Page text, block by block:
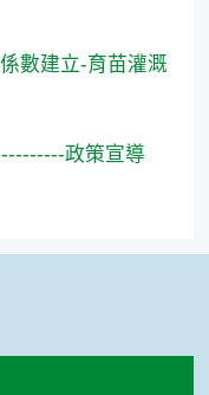
數建立-育苗灌溉
政策宣導